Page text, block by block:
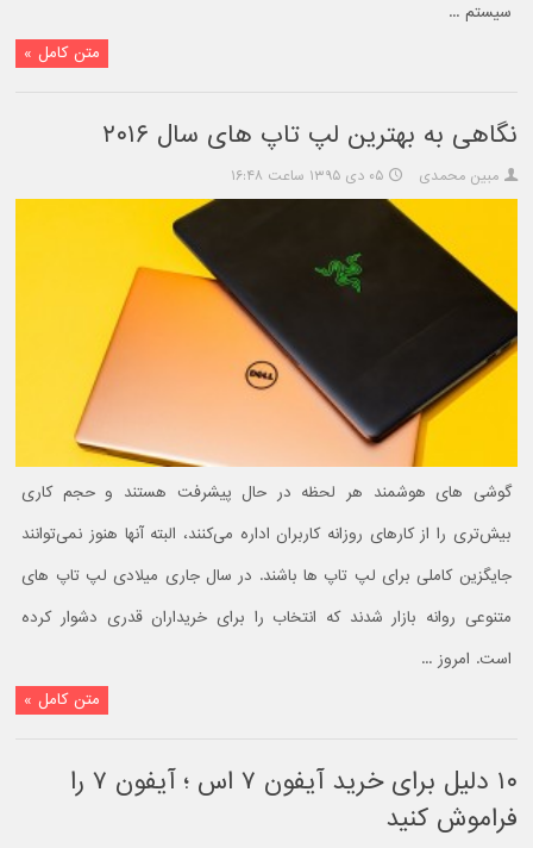
سیستم ...
متن کامل »
نگاهی به بهترین لپ تاپ های سال ۲۰۱۶
مبین محمدی ۰۵ دی ۱۳۹۵ ساعت ۱۶:۴۸
گوشی های هوشمند هر لحظه در حال پیشرفت هستند و حجم کاری
بیش‌تری را از کارهای روزانه کاربران اداره می‌کنند، البته آنها هنوز نمی‌توانند
جایگزین کاملی برای لپ تاپ ها باشند. در سال جاری میلادی لپ تاپ های
متنوعی روانه بازار شدند که انتخاب را برای خریداران قدری دشوار کرده
است. امروز ...
متن کامل »
۱۰ دلیل برای خرید آیفون ۷ اس ؛ آیفون ۷ را
فراموش کنید